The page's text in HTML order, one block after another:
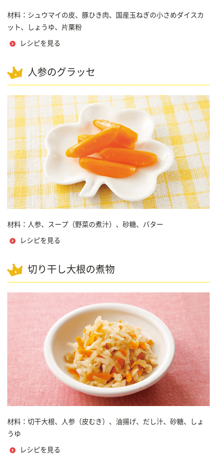
材料：シュウマイの皮、豚ひき肉、国産玉ねぎの小さめダイスカ
ット、しょうゆ、片栗粉
レシピを見る
人参のグラッセ
材料：人参、スープ（野菜の煮汁）、砂糖、バター
レシピを見る
切り干し大根の煮物
材料：切干大根、人参（皮むき）、油揚げ、だし汁、砂糖、しょ
うゆ
レシピを見る